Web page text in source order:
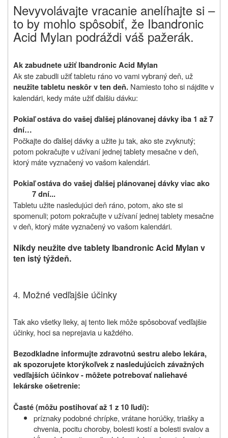
Nevyvolávajte vracanie anelíhajte si –
to by mohlo spôsobiť, že Ibandronic
Acid Mylan podráždi váš pažerák.
Ak zabudnete užiť Ibandronic Acid Mylan
Ak ste zabudli užiť tabletu ráno vo vami vybraný deň, už
neužite tabletu neskôr v ten deň. Namiesto toho si nájdite v
kalendári, kedy máte užiť ďalšiu dávku:
Pokiaľ ostáva do vašej ďalšej plánovanej dávky iba 1 až 7
dní…
Počkajte do ďalšej dávky a užite ju tak, ako ste zvyknutý;
potom pokračujte v užívaní jednej tablety mesačne v deň,
ktorý máte vyznačený vo vašom kalendári.
Pokiaľ ostáva do vašej ďalšej plánovanej dávky viac ako
7 dní...
Tabletu užite nasledujúci deň ráno, potom, ako ste si
spomenuli; potom pokračujte v užívaní jednej tablety mesačne
v deň, ktorý máte vyznačený vo vašom kalendári.
Nikdy neužite dve tablety Ibandronic Acid Mylan v
ten istý týždeň.
4. Možné vedľajšie účinky
Tak ako všetky lieky, aj tento liek môže spôsobovať vedľajšie
účinky, hoci sa neprejavia u každého.
Bezodkladne informujte zdravotnú sestru alebo lekára,
ak spozorujete ktorýkoľvek z nasledujúcich závažných
vedľajších účinkov - môžete potrebovať naliehavé
lekárske ošetrenie:
Časté (môžu postihovať až 1 z 10 ľudí):
príznaky podobné chrípke, vrátane horúčky, triašky a
chvenia, pocitu choroby, bolesti kostí a bolesti svalov a